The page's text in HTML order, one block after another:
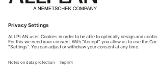
« Zurück